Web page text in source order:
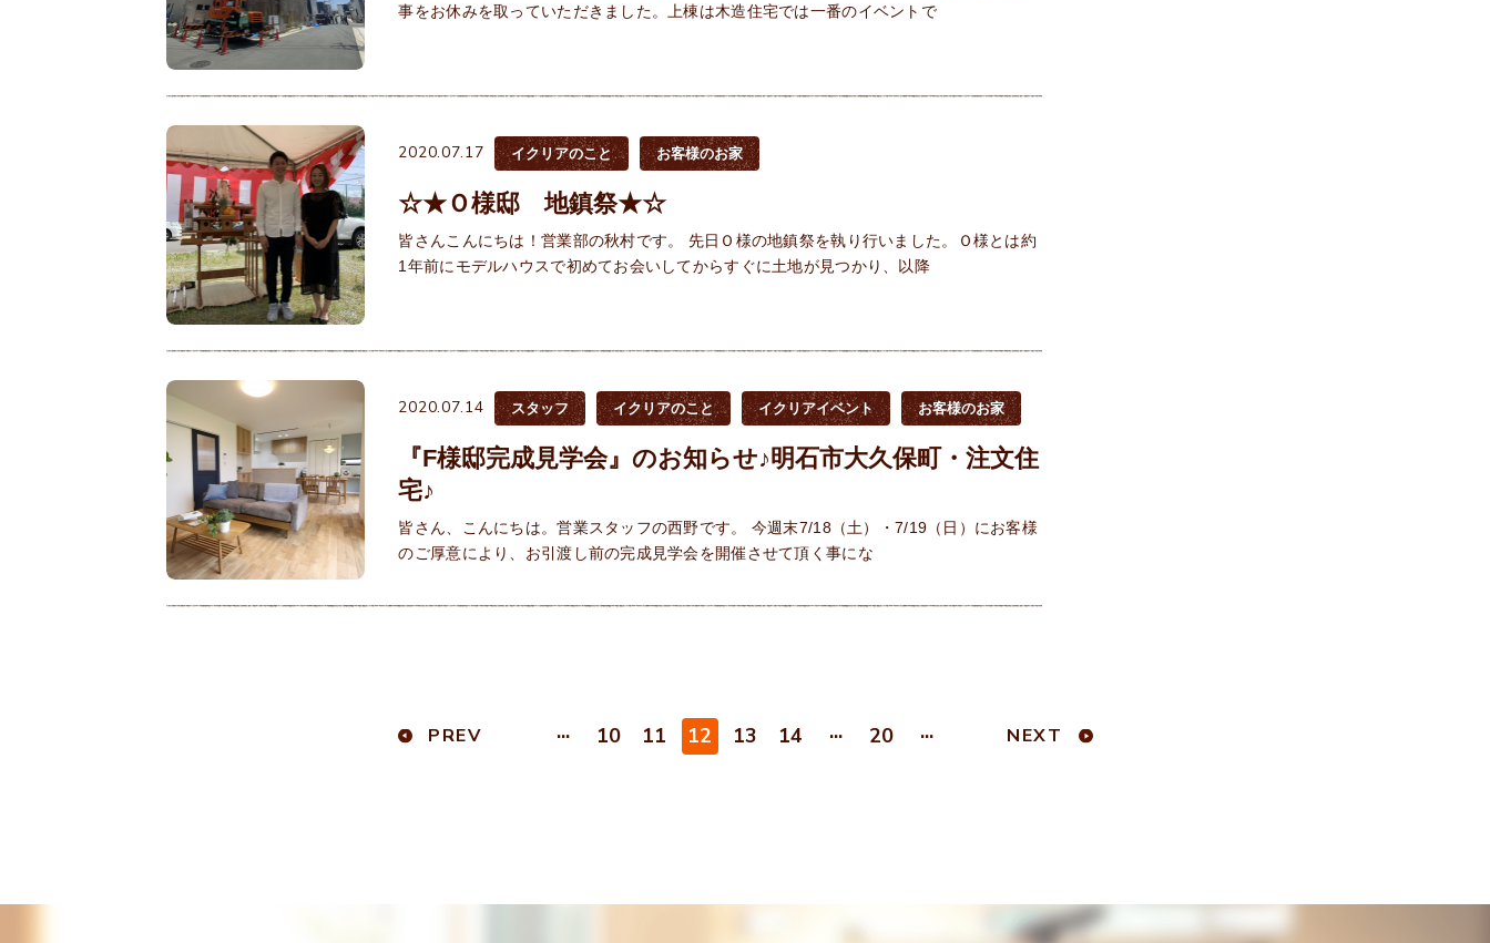
事をお休みを取っていただきました。上棟は木造住宅では一番のイベントで
2020.07.17 イクリアのこと お客様のお家
☆★Ｏ様邸 地鎮祭★☆
皆さんこんにちは！営業部の秋村です。 先日Ｏ様の地鎮祭を執り行いました。Ｏ様とは約
1年前にモデルハウスで初めてお会いしてからすぐに土地が見つかり、以降
2020.07.14 スタッフ イクリアのこと イクリアイベント お客様のお家
『F様邸完成見学会』のお知らせ♪明石市大久保町・注文住
宅♪
皆さん、こんにちは。営業スタッフの西野です。 今週末7/18（土）・7/19（日）にお客様
のご厚意により、お引渡し前の完成見学会を開催させて頂く事にな
PREV ... 10 11 12 13 14 ... 20 ... NEXT